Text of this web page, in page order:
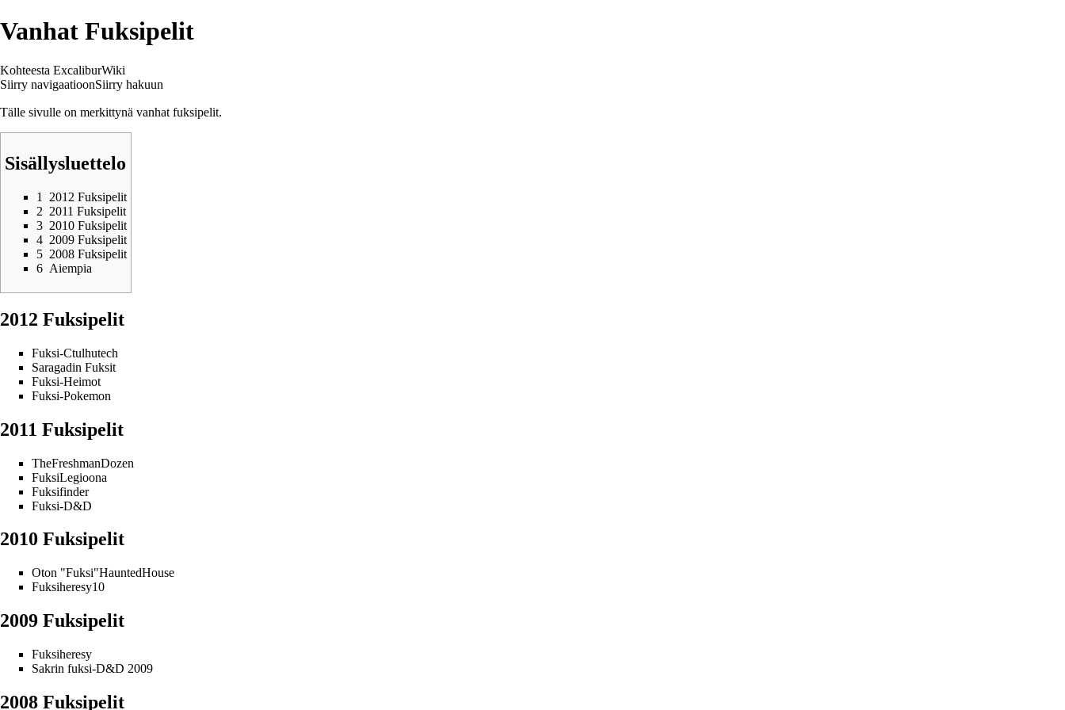
Vanhat Fuksipelit
Kohteesta ExcaliburWiki
Siirry navigaatioonSiirry hakuun
Tälle sivulle on merkittynä vanhat fuksipelit.
Sisällysluettelo
1
2012 Fuksipelit
2 2011 Fuksipelit
3 2010 Fuksipelit
4 2009 Fuksipelit
5 2008 Fuksipelit
6 Aiempia
2012 Fuksipelit
Fuksi-Ctulhutech
Saragadin Fuksit
Fuksi-Heimot
Fuksi-Pokemon
2011 Fuksipelit
TheFreshmanDozen
FuksiLegioona
Fuksifinder
Fuksi-D&D
2010 Fuksipelit
Oton "Fuksi"HauntedHouse
Fuksiheresy10
2009 Fuksipelit
Fuksiheresy
Sakrin fuksi-D&D 2009
2008 Fuksipelit